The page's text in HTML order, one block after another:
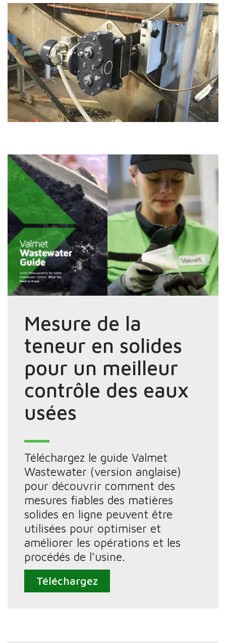
Mesure de la
teneur en solides
pour un meilleur
contrôle des eaux
usées
Téléchargez le guide Valmet
Wastewater (version anglaise)
pour découvrir comment des
mesures fiables des matières
solides en ligne peuvent être
utilisées pour optimiser et
améliorer les opérations et les
procédés de l'usine.
Téléchargez